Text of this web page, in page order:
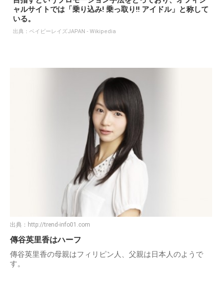
ャルサイトでは「乗り込み! 乗っ取り!! アイドル」と称して
いる。
出典： ベイビーレイズJAPAN - Wikipedia
出典： http://trend-info01.com
傳谷英里香はハーフ
傳谷英里香の母親はフィリピン人、父親は日本人のようで
す。